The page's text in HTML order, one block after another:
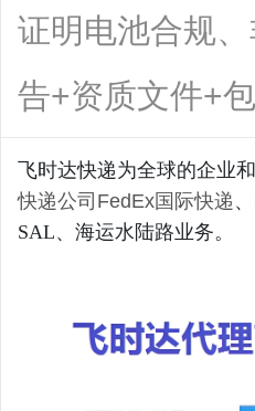
证明电池合规
告+资质文件+
飞时达快递为全球的企业
快递公司 FedEx国际快递 、
SAL、海运水陆路业务。